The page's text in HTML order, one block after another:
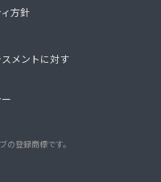
方針
メントに対す
の登録商標です。